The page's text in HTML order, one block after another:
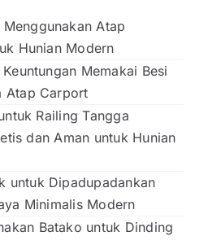
Atap
Hunian Modern
Memakai Besi
Atap Carport
Railing Tangga
dan Aman untuk Hunian
untuk Dipadupadankan
Minimalis Modern
Batako untuk Dinding